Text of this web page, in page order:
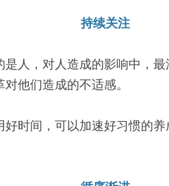
持续关注
人，对人造成的影响中，
他们造成的不适感。
时间，可以加速好习惯的